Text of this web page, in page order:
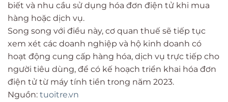
biết và nhu cầu sử dụng hóa đơn điện tử khi mua
hàng hoặc dịch vụ.
Song song với điều này, cơ quan thuế sẽ tiếp tục
xem xét các doanh nghiệp và hộ kinh doanh có
hoạt động cung cấp hàng hóa, dịch vụ trực tiếp cho
người tiêu dùng, để có kế hoạch triển khai hóa đơn
điện tử từ máy tính tiền trong năm 2023.
Nguồn: tuoitre.vn